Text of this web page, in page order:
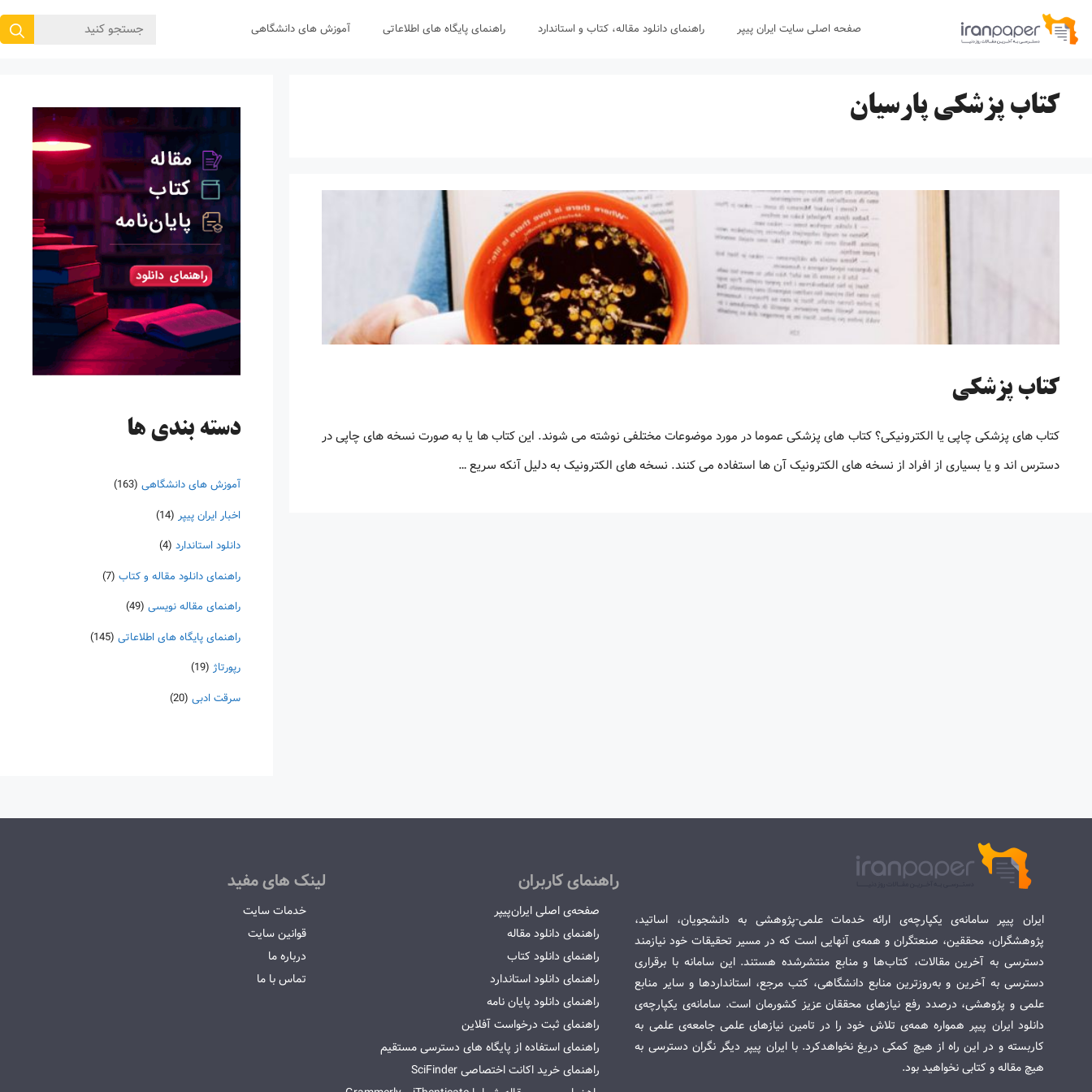
پرش
صفحه اصلی سایت ایران پیپر راهنمای دانلود مقاله، کتاب و استاندارد راهنمای پایگاه های اطلاعاتی آموزش های دانشگاهی
جستجوی
کتاب پزشکی پارسیان
کتاب پزشکی
کتاب های پزشکی چاپی یا الکترونیکی؟ کتاب های پزشکی عموما در مورد موضوعات مختلفی نوشته می شوند. این کتاب ها یا به صورت نسخه های چاپی در
دسترس اند و یا بسیاری از افراد از نسخه های الکترونیک آن ها استفاده می کنند. نسخه های الکترونیک به دلیل آنکه سریع …
دسته‌ بندی ها
آموزش های دانشگاهی (163)
اخبار ایران پیپر (14)
دانلود استاندارد (4)
راهنمای دانلود مقاله و کتاب (7)
راهنمای مقاله نویسی (49)
راهنمای پایگاه های اطلاعاتی (145)
رپورتاژ (19)
سرقت ادبی (20)
ایران پیپر سامانه‌ی یکپارچه‌ی ارائه خدمات علمی-پژوهشی به دانشجویان، اساتید،
پژوهشگران، محققین، صنعتگران و همه‌ی آنهایی است که در مسیر تحقیقات خود نیازمند
دسترسی به آخرین مقالات، کتاب‌ها و منابع منتشرشده هستند. این سامانه با برقراری
دسترسی به آخرین و به‌روزترین منابع دانشگاهی، کتب مرجع، استانداردها و سایر منابع
علمی و پژوهشی، درصدد رفع نیازهای محققان عزیز کشورمان است. سامانه‌ی یکپارچه‌ی
دانلود ایران پیپر همواره همه‌ی تلاش خود را در تامین نیازهای علمی جامعه‌ی علمی به
کاربسته و در این راه از هیچ کمکی دریغ نخواهدکرد. با ایران پیپر دیگر نگران دسترسی به
هیچ مقاله و کتابی نخواهید بود.
راهنمای کاربران
صفحه‌ی اصلی ایران‌پیپر
راهنمای دانلود مقاله
راهنمای دانلود کتاب
راهنمای دانلود استاندارد
راهنمای دانلود پایان نامه
راهنمای ثبت درخواست آفلاین
راهنمای استفاده از پایگاه های دسترسی مستقیم
راهنمای خرید اکانت اختصاصی SciFinder
لینک های مفید
خدمات سایت
قوانین سایت
درباره ما
تماس با ما